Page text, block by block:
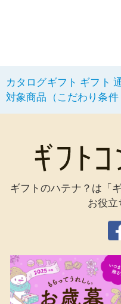
カタログギフト ギフト
対象商品（こだわり条件
ギフトのハテナ？は「
お役立